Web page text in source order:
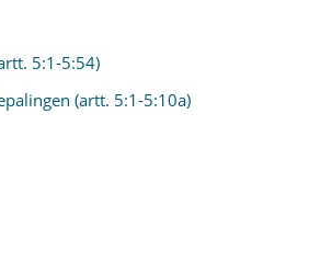
5:1-5:54)
(artt. 5:1-5:10a)